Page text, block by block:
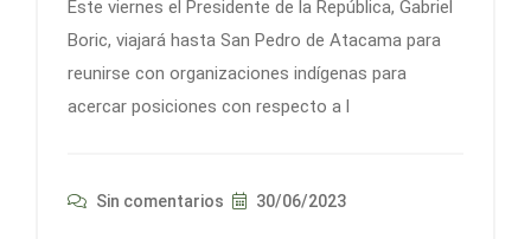
Este viernes el Presidente de la República, Gabriel
Boric, viajará hasta San Pedro de Atacama para
reunirse con organizaciones indígenas para
acercar posiciones con respecto a l
Sin comentarios 30/06/2023